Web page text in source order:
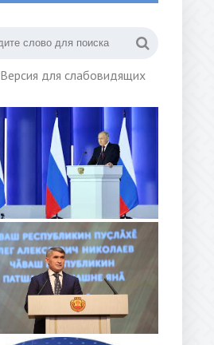
Версия для слабовидящих